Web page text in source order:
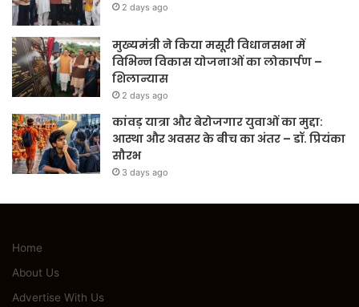
2 days ago
मुख्यमंत्री ने किया मसूरी विधानसभा में
विभिन्न विकास योजनाओं का लोकार्पण –
शिलान्यास
2 days ago
कांवड़ यात्रा और बेरोजगार युवाओं का मुद्दा:
आस्था और अवसर के बीच का अंतर – डॉ. प्रियंका
सौरभ
3 days ago
Home
About Us
Advertise With Us